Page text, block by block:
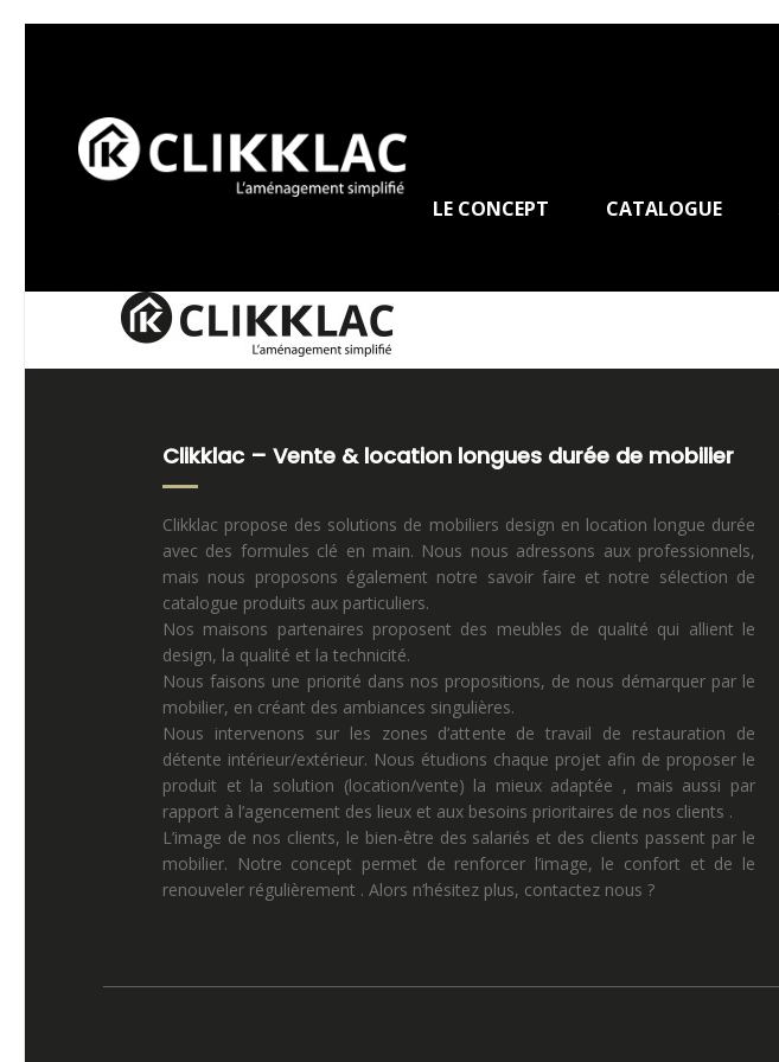
LE CONCEPT CATALOGUE
Clikklac – Vente & location longues durée de mobilier
Clikklac propose des solutions de mobiliers design en location longue durée
avec des formules clé en main. Nous nous adressons aux professionnels,
mais nous proposons également notre savoir faire et notre sélection de
catalogue produits aux particuliers.
Nos maisons partenaires proposent des meubles de qualité qui allient le
design, la qualité et la technicité.
Nous faisons une priorité dans nos propositions, de nous démarquer par le
mobilier, en créant des ambiances singulières.
Nous intervenons sur les zones d’attente de travail de restauration de
détente intérieur/extérieur. Nous étudions chaque projet afin de proposer le
produit et la solution (location/vente) la mieux adaptée , mais aussi par
rapport à l’agencement des lieux et aux besoins prioritaires de nos clients .
L’image de nos clients, le bien-être des salariés et des clients passent par le
mobilier. Notre concept permet de renforcer l’image, le confort et de le
renouveler régulièrement . Alors n’hésitez plus, contactez nous ?